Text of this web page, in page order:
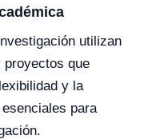
utilizan
proyectos que
y la
para